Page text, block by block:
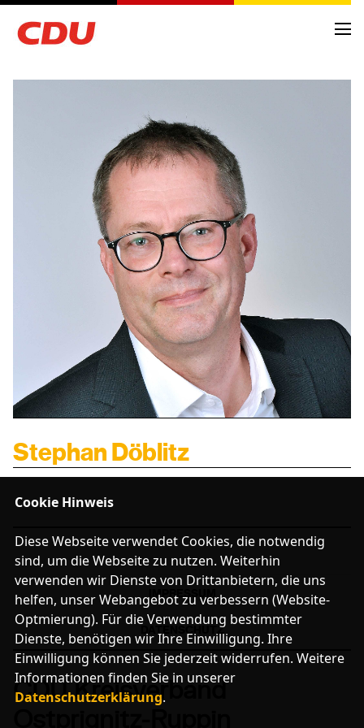
NEWS
ARCHIV
TERMINE
KREISVORSTAND
ORTSVERBÄNDE
FRAKTIONSMITGLIEDER
ANTRÄGE UND ANFRAGEN
BUNDESTAG
EUROPA
JUNGE UNION OPR
FRAUEN UNION OPR
Mitglied werden
LINKS
FACEBOOK-SEITE
Stephan Döblitz
IMPRESSUM
DATENSCHUTZ
CDU Kreisverband
Cookie Hinweis
Diese Webseite verwendet Cookies, die notwendig
sind, um die Webseite zu nutzen. Weiterhin
verwenden wir Dienste von Drittanbietern, die uns
helfen, unser Webangebot zu verbessern (Website-
Optmierung). Für die Verwendung bestimmter
Dienste, benötigen wir Ihre Einwilligung. Ihre
Einwilligung können Sie jederzeit widerrufen. Weitere
Informationen finden Sie in unserer
Datenschutzerklärung.